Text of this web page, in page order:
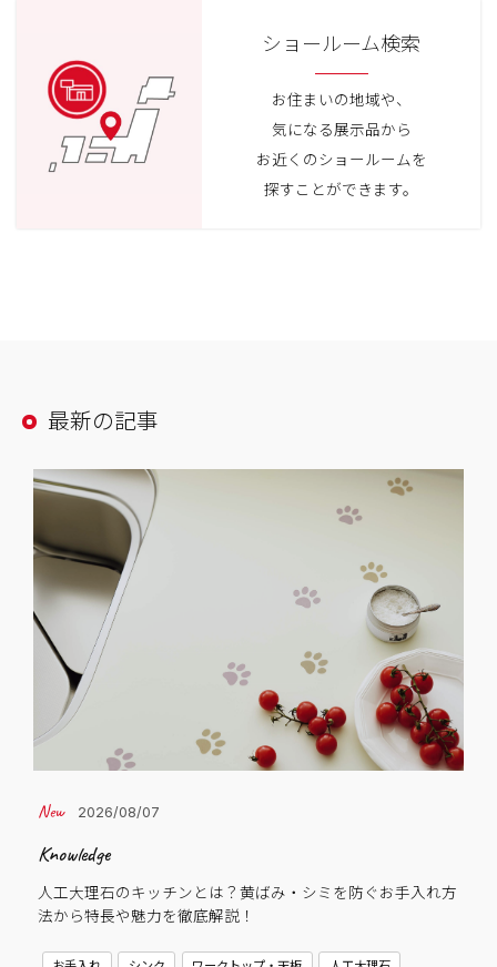
ショールーム検索
お住まいの地域や、
気になる展示品から
お近くのショールームを
探すことができます。
最新の記事
2026/08/07
Knowledge
人工大理石のキッチンとは？黄ばみ・シミを防ぐお手入れ方
法から特長や魅力を徹底解説！